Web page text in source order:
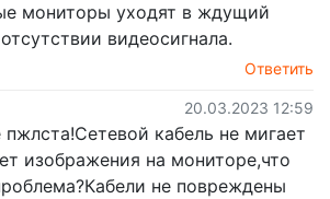
мониторы уходят в ждущий
видеосигнала.
Ответить
20.03.2023 12:59
кабель не мигает
изображения на мониторе,что
не повреждены